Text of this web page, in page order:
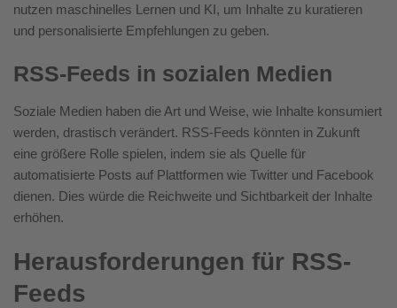
nutzen maschinelles Lernen und KI, um Inhalte zu kuratieren
und personalisierte Empfehlungen zu geben.
RSS-Feeds in sozialen Medien
Soziale Medien haben die Art und Weise, wie Inhalte konsumiert
werden, drastisch verändert. RSS-Feeds könnten in Zukunft
eine größere Rolle spielen, indem sie als Quelle für
automatisierte Posts auf Plattformen wie Twitter und Facebook
dienen. Dies würde die Reichweite und Sichtbarkeit der Inhalte
erhöhen.
Herausforderungen für RSS-
Feeds